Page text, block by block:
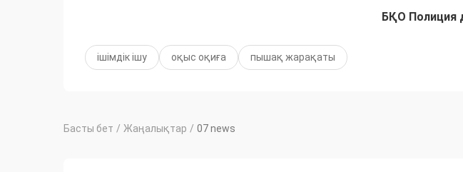
БҚО Полиция
ішімдік ішу оқыс оқиға пышақ жарақаты
Басты бет / Жаңалықтар / 07 news